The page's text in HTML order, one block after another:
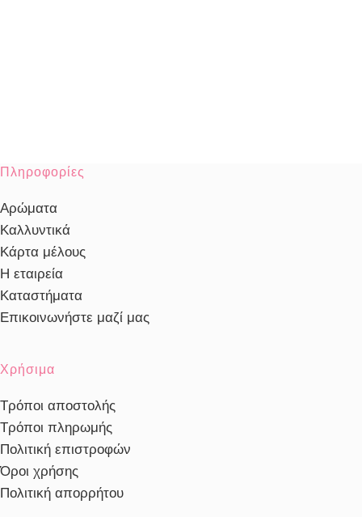
Πληροφορίες
Αρώματα
Καλλυντικά
Κάρτα μέλους
Η εταιρεία
Καταστήματα
Επικοινωνήστε μαζί μας
Χρήσιμα
Τρόποι αποστολής
Τρόποι πληρωμής
Πολιτική επιστροφών
Όροι χρήσης
Πολιτική απορρήτου